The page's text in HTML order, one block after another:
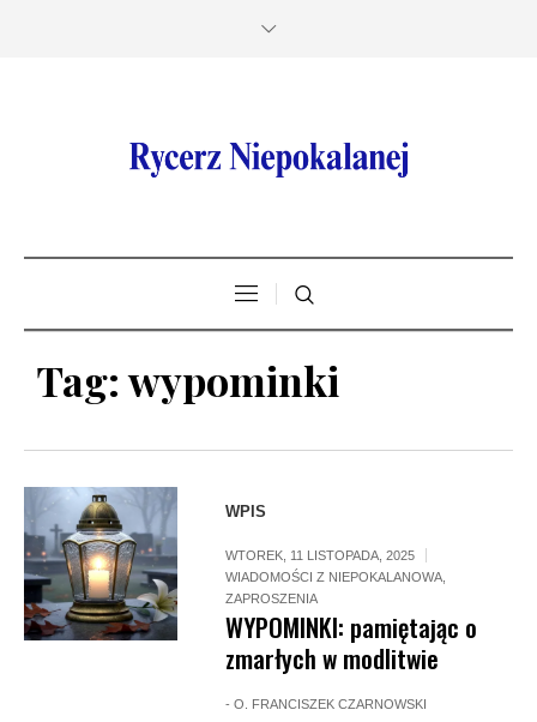
Tag:wypominki
WPIS
WTOREK, 11 LISTOPADA, 2025
WIADOMOŚCI Z NIEPOKALANOWA
ZAPROSZENIA
WYPOMINKI: pamiętając o
zmarłych w modlitwie
-O. FRANCISZEK CZARNOWSKI